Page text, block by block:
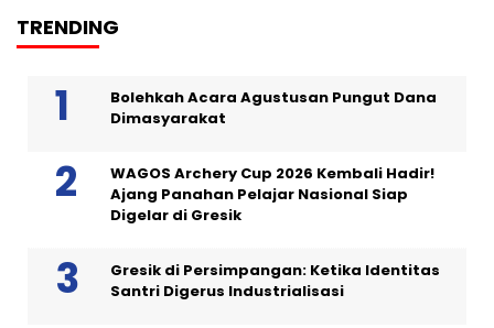
TRENDING
Bolehkah Acara Agustusan Pungut Dana
Dimasyarakat
WAGOS Archery Cup 2026 Kembali Hadir!
Ajang Panahan Pelajar Nasional Siap
Digelar di Gresik
Gresik di Persimpangan: Ketika Identitas
Santri Digerus Industrialisasi